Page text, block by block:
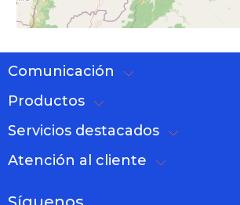
Comunicación
Productos
Servicios destacados
Atención al cliente